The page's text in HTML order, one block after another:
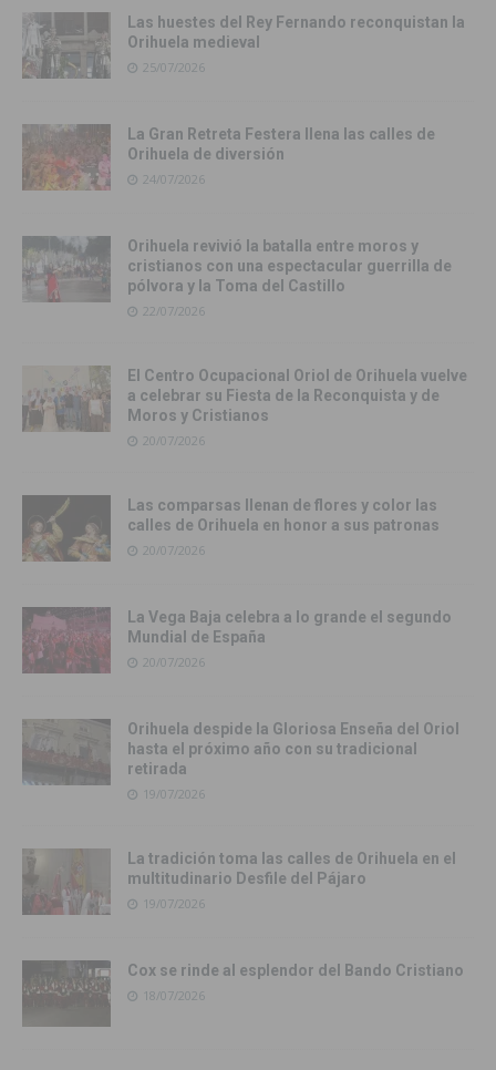
Las huestes del Rey Fernando reconquistan la
Orihuela medieval
25/07/2026
La Gran Retreta Festera llena las calles de
Orihuela de diversión
24/07/2026
Orihuela revivió la batalla entre moros y
cristianos con una espectacular guerrilla de
pólvora y la Toma del Castillo
22/07/2026
El Centro Ocupacional Oriol de Orihuela vuelve
a celebrar su Fiesta de la Reconquista y de
Moros y Cristianos
20/07/2026
Las comparsas llenan de flores y color las
calles de Orihuela en honor a sus patronas
20/07/2026
La Vega Baja celebra a lo grande el segundo
Mundial de España
20/07/2026
Orihuela despide la Gloriosa Enseña del Oriol
hasta el próximo año con su tradicional
retirada
19/07/2026
La tradición toma las calles de Orihuela en el
multitudinario Desfile del Pájaro
19/07/2026
Cox se rinde al esplendor del Bando Cristiano
18/07/2026